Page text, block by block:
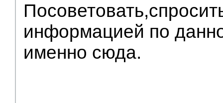
информацией по
именно сюда.